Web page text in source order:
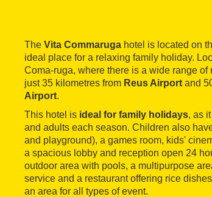
The Vita Commaruga hotel is located on
ideal place for a relaxing family holiday.
Coma-ruga, where there is a wide range
just 35 kilometres from Reus Airport and
Airport.
This hotel is ideal for family holidays, as
and adults each season. Children also
and playground), a games room, kids'
a spacious lobby and reception open 24
outdoor area with pools, a multipurpose
service and a restaurant offering rice
an area for all types of event.